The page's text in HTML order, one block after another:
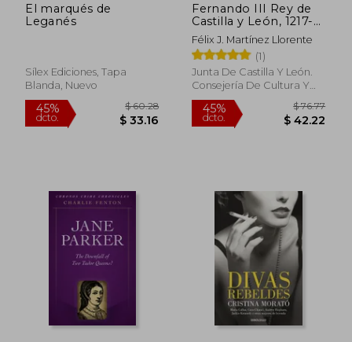
El marqués de
Leganés
Sílex Ediciones, Tapa
Blanda, Nuevo
Fernando III Rey de
Castilla y León, 1217-
1252. Memoria de un
rey, memoria de un
reinado
Félix J. Martínez Llorente
(1)
Junta De Castilla Y León.
Consejería De Cultura Y
Turismo, 2019, Tapa
Blanda, Nuevo